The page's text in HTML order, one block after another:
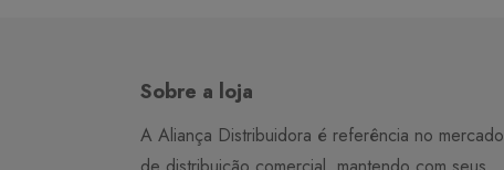
Sobre a loja
A Aliança Distribuidora é referência no mercado